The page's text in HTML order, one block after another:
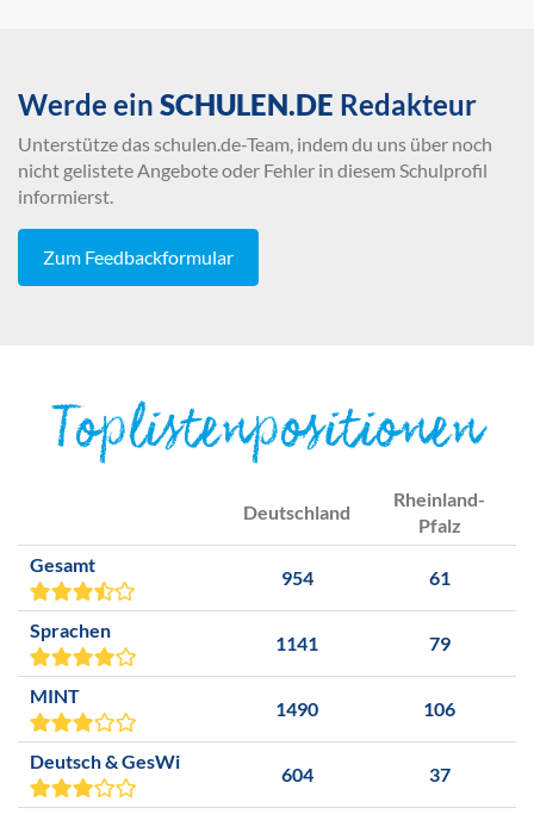
Werde ein SCHULEN.DE Redakteur
Unterstütze das schulen.de-Team, indem du uns über noch
nicht gelistete Angebote oder Fehler in diesem Schulprofil
informierst.
Zum Feedbackformular
Toplistenpositionen
Deutschland
Rheinland-
Pfalz
Gesamt
954 61
Sprachen
1141 79
MINT
1490 106
Deutsch & GesWi
604 37